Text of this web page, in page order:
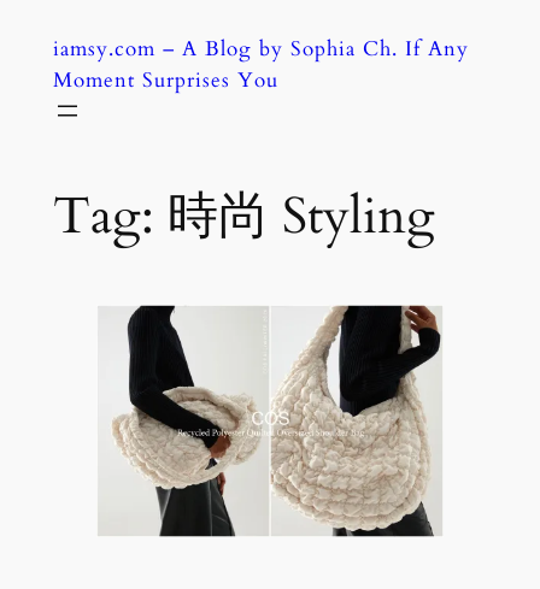
content
iamsy.com – A Blog by Sophia Ch. If Any
Moment Surprises You
Tag: 時尚 Styling